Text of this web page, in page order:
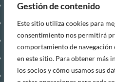
Gestión de contenido
Este sitio utiliza cookies para
consentimiento nos permitirá
comportamiento de
en este sitio. Para obtener más
los socios y cómo usamos sus
Inicio
Quiénes
Somos
Política
privacidad
Proyecto
Público
Aviso